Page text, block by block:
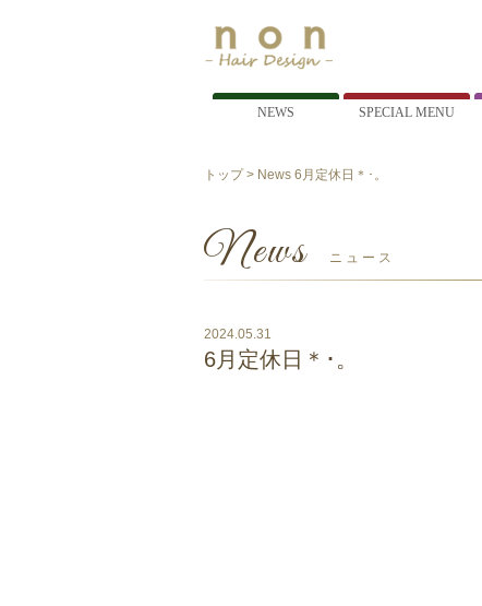
NEWS SPECIAL MENU
トップ> News 6月定休日＊･。
News ニュース
2024.05.31
6月定休日＊･。